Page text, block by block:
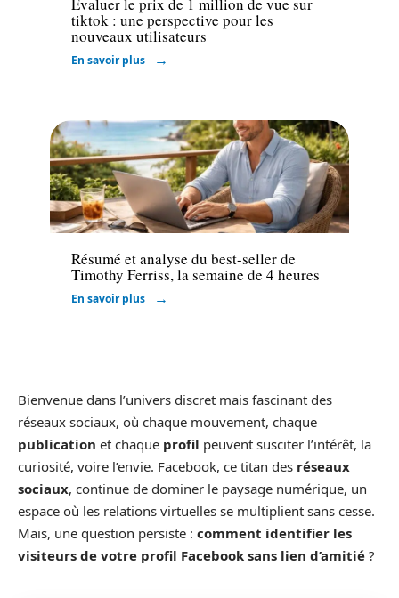
tiktok : une perspective pour les
nouveaux utilisateurs
En savoir plus
Marketing
Résumé et analyse du best-seller de
Timothy Ferriss, la semaine de 4 heures
En savoir plus
Bienvenue dans l’univers discret mais fascinant des
réseaux sociaux, où chaque mouvement, chaque
publication et chaque profil peuvent susciter l’intérêt, la
curiosité, voire l’envie. Facebook, ce titan des réseaux
sociaux, continue de dominer le paysage numérique, un
espace où les relations virtuelles se multiplient sans cesse.
Mais, une question persiste : comment identifier les
visiteurs de votre profil Facebook sans lien d’amitié ?